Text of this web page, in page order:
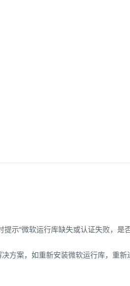
示“微软运行库缺失或认证失败，是
方案，如重新安装微软运行库，重新